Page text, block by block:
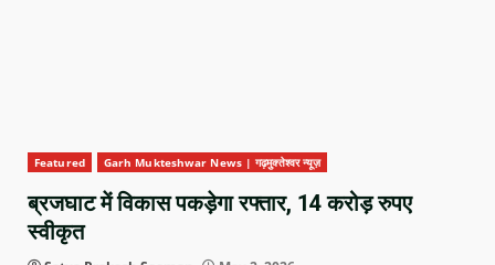
Featured Garh Mukteshwar News | गढ़मुक्तेश्वर न्यूज़
ब्रजघाट में विकास पकड़ेगा रफ्तार, 14 करोड़ रुपए
स्वीकृत